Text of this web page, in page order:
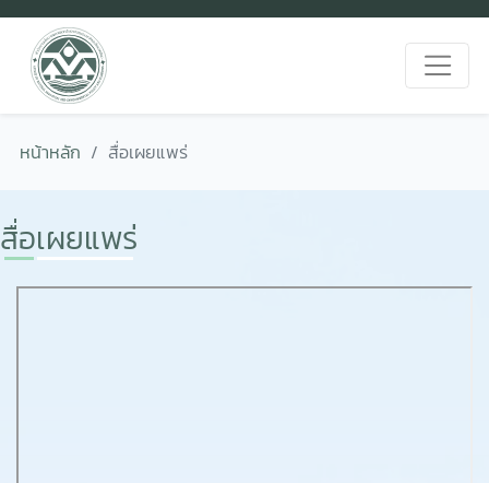
หน้าหลัก สื่อเผยแพร่
สื่อเผยแพร่